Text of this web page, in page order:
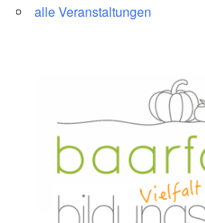
alle Veranstaltungen